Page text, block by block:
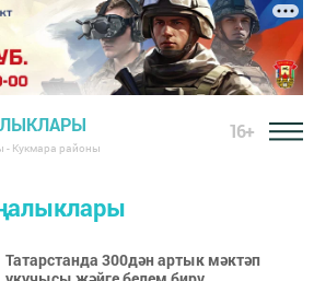
- Кукмара районы
16+
Татарстанда 300дән артык мәктәп